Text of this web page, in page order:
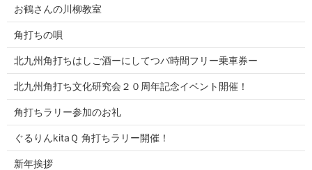
お鶴さんの川柳教室
角打ちの唄
北九州角打ちはしご酒ーにしてつバ時間フリー乗車券ー
北九州角打ち文化研究会２０周年記念イベント開催！
角打ちラリー参加のお礼
ぐるりんkitaＱ 角打ちラリー開催！
新年挨拶